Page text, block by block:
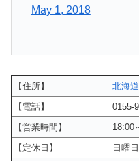
May 1, 2018
【住所】
北海
【電話】
0155-
【営業時間】
18:00
【定休日】
日曜日